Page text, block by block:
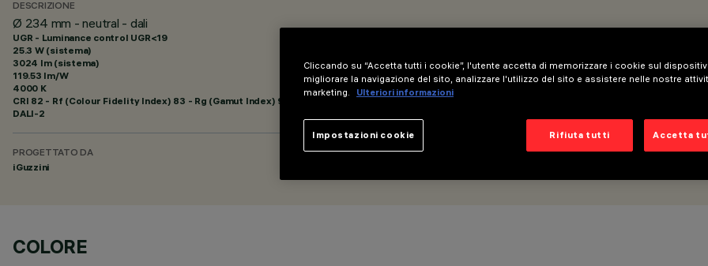
DESCRIZIONE
Ø 234 mm - neutral - dali
UGR - Luminance control UGR<19
25.3 W (sistema)
3024 lm (sistema)
119.53 lm/W
4000 K
CRI 82 - Rf (Colour Fidelity Index) 83 - Rg (Gamut Index) 94
DALI-2
PROGETTATO DA
iGuzzini
COLORE
Cliccando su “Accetta tutti i cookie”, l'utente accetta di memorizzare i cookie sul
migliorare la navigazione del sito, analizzare l'utilizzo del sito e assistere nelle nostre
marketing.
Ulteriori informazioni
Rifiuta tutti Accetta
Impostazioni cookie